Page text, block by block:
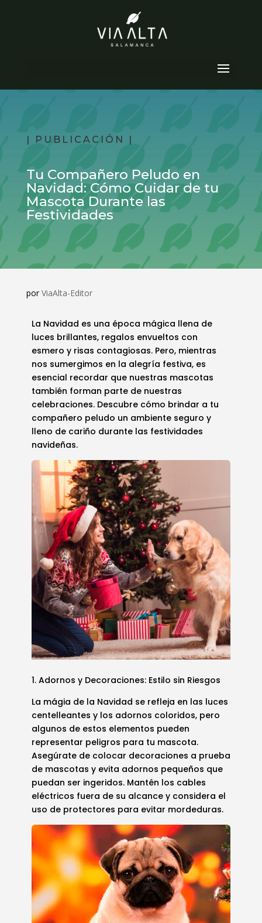
| PUBLICACIÓN |
Tu Compañero Peludo en
Navidad: Cómo Cuidar de tu
Mascota Durante las
Festividades
por ViaAlta-Editor
La Navidad es una época mágica llena de
luces brillantes, regalos envueltos con
esmero y risas contagiosas. Pero, mientras
nos sumergimos en la alegría festiva, es
esencial recordar que nuestras mascotas
también forman parte de nuestras
celebraciones. Descubre cómo brindar a tu
compañero peludo un ambiente seguro y
lleno de cariño durante las festividades
navideñas.
1. Adornos y Decoraciones: Estilo sin Riesgos
La mágia de la Navidad se refleja en las luces
centelleantes y los adornos coloridos, pero
algunos de estos elementos pueden
representar peligros para tu mascota.
Asegúrate de colocar decoraciones a prueba
de mascotas y evita adornos pequeños que
puedan ser ingeridos. Mantén los cables
eléctricos fuera de su alcance y considera el
uso de protectores para evitar mordeduras.